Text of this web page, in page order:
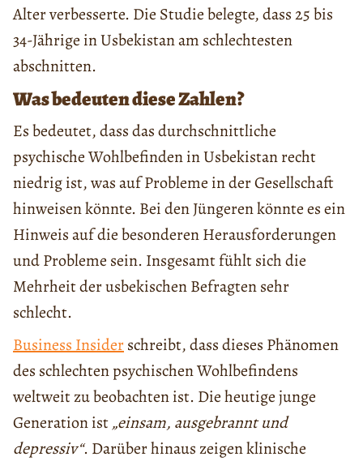
Alter verbesserte. Die Studie belegte, dass 25 bis
34-Jährige in Usbekistan am schlechtesten
abschnitten.
Was bedeuten diese Zahlen?
Es bedeutet, dass das durchschnittliche
psychische Wohlbefinden in Usbekistan recht
niedrig ist, was auf Probleme in der Gesellschaft
hinweisen könnte. Bei den Jüngeren könnte es ein
Hinweis auf die besonderen Herausforderungen
und Probleme sein. Insgesamt fühlt sich die
Mehrheit der usbekischen Befragten sehr
schlecht.
Business Insiderschreibt, dass dieses Phänomen
des schlechten psychischen Wohlbefindens
weltweit zu beobachten ist. Die heutige junge
Generation ist„einsam, ausgebrannt und
depressiv“. Darüber hinaus zeigen klinische